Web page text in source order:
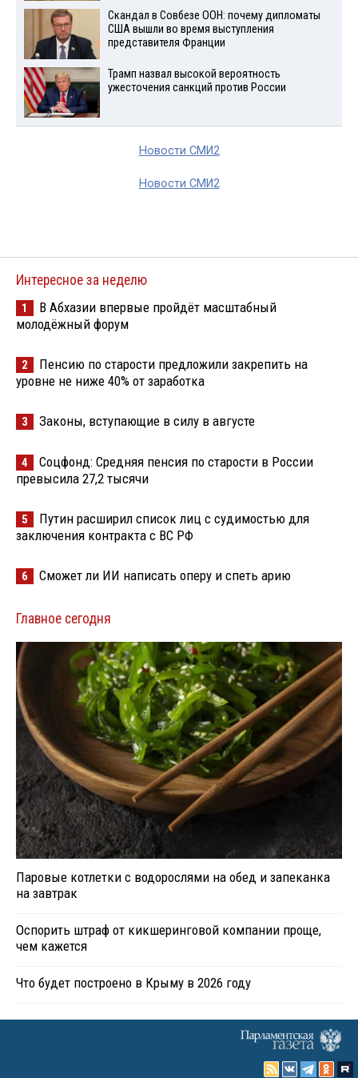
Скандал в Совбезе ООН: почему дипломаты
США вышли во время выступления
представителя Франции
Трамп назвал высокой вероятность
ужесточения санкций против России
Новости СМИ2
Новости СМИ2
Интересное за неделю
1
В Абхазии впервые пройдёт масштабный
молодёжный форум
2
Пенсию по старости предложили закрепить на
уровне не ниже 40% от заработка
3 Законы, вступающие в силу в августе
4
Соцфонд: Средняя пенсия по старости в России
превысила 27,2 тысячи
5
Путин расширил список лиц с судимостью для
заключения контракта с ВС РФ
6 Сможет ли ИИ написать оперу и спеть арию
Главное сегодня
Паровые котлетки с водорослями на обед и запеканка
на завтрак
Оспорить штраф от кикшеринговой компании проще,
чем кажется
Что будет построено в Крыму в 2026 году